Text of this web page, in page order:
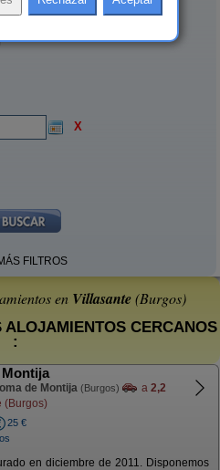
X
FILTROS
en Villasante(Burgos)
CERCANOS
:
de Montija (Burgos) a 2,2
(Burgos)
25 €
en diciembre de 2011. Disponemos